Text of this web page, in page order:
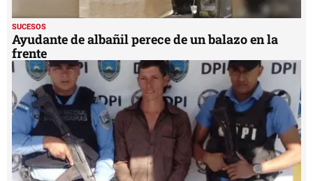
SUCESOS
Ayudante de albañil perece de un balazo en la
frente